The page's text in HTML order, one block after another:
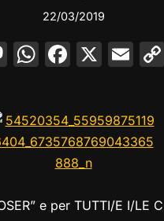
22/03/2019
M
o
d
n
W
s
A
p
p
F
e
b
o
o
X E
l
e per TUTTI/E I/LE